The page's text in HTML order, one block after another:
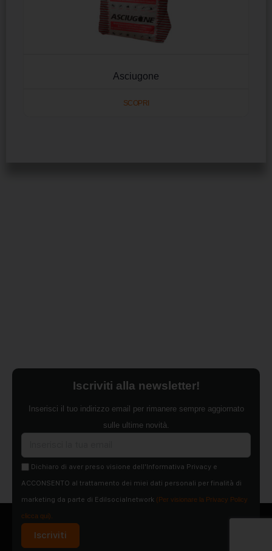
Asciugone
SCOPRI
Iscriviti alla newsletter!
Inserisci il tuo indirizzo email per rimanere sempre aggiornato
sulle ultime novità.
Dichiaro di aver preso visione dell'Informativa Privacy e
ACCONSENTO al trattamento dei miei dati personali per finalità di
marketing da parte di Edilsocialnetwork (Per visionare la Privacy Policy
clicca qui).
Iscriviti